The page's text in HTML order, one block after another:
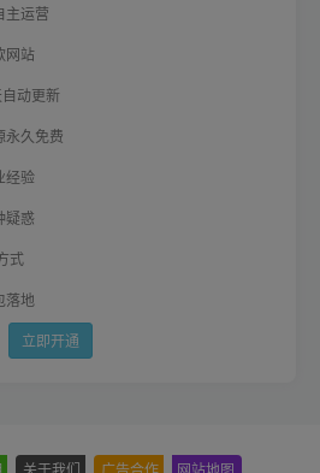
主运营
网站
动更新
永久免费
经验
疑惑
式
落地
立即开通
关于我们 广告合作 网站地图